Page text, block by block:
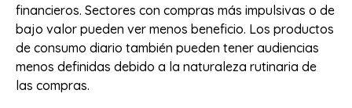
financieros. Sectores con compras más impulsivas o de
bajo valor pueden ver menos beneficio. Los productos
de consumo diario también pueden tener audiencias
menos definidas debido a la naturaleza rutinaria de
las compras.